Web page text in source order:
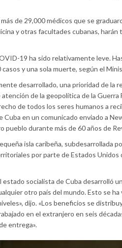
de 29,000 médicos que se
y otras facultades cubanas,
19 ha sido relativamente leve.
y una sola muerte, según el
desarrollado, una prioridad de la
de la geopolítica de la Guerra
de todos los seres humanos a
en un comunicado enviado a
durante más de 60 años de
isla caribeña, subdesarrollada
por parte de Estados
estado socialista de Cuba desarrolló
otro país del mundo. Esto se
dijo. «Los beneficios se
en el extranjero en seis
entrega».